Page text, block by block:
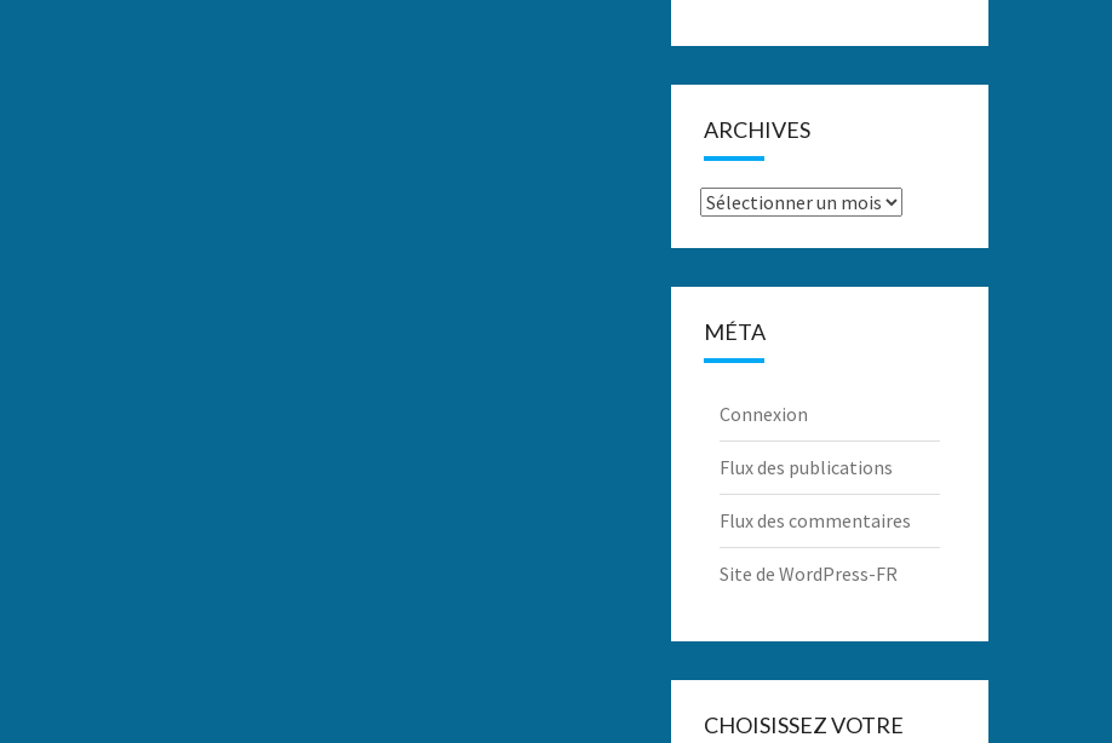
ARCHIVES
Archives
MÉTA
Connexion
Flux des publications
Flux des commentaires
Site de WordPress-FR
CHOISISSEZ VOTRE